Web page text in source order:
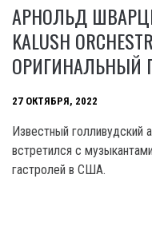
АРНОЛЬД
KALUSH
ОРИГИНАЛЬНЫЙ
27 ОКТЯБРЯ, 2022
Известный голливудский
встретился с
гастролей в США.